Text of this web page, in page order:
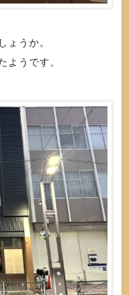
ょうか。
ようです。